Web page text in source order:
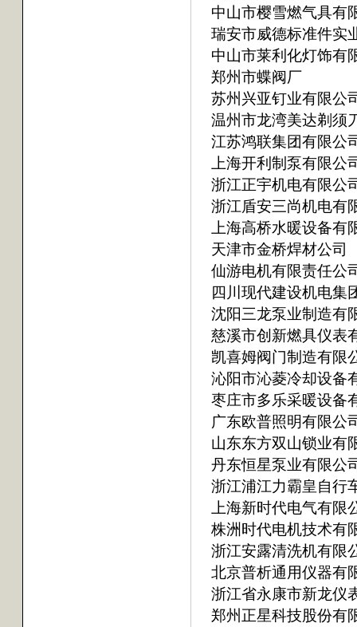
中山市樱雪燃气具有
瑞安市威德标准件实
中山市莱利化灯饰有
郑州市蝶阀厂
苏州兴亚钉业有限公
温州市龙湾美达剃须
江苏鸿联集团有限公
上海开利制泵有限公
浙江正宇机电有限公
浙江盾安三尚机电有
上海高桥水暖设备有
天津市金桥焊材公司
仙游电机有限责任公
四川现代建设机电集
沈阳三龙泵业制造有
慈溪市创新燃具仪表
凯喜姆阀门制造有限
沁阳市沁菱冷却设备
枣庄市多乐采暖设备
广东欧普照明有限公
山东东方双山锁业有
丹东恒星泵业有限公
浙江浦江力霸皇自行
上海新时代电气有限
株洲时代电机技术有
浙江安露清洗机有限
北京普析通用仪器有
浙江省永康市新龙仪
郑州正星科技股份有